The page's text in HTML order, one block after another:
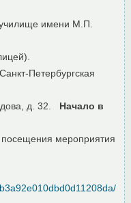
имени М.П.
Петербургская
д. 32. Начало в
мероприятия